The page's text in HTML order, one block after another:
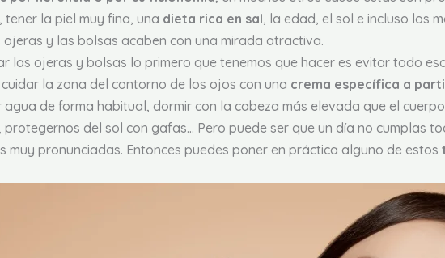
tener la piel muy fina, una dieta rica en sal, la edad, el sol e incluso los
ojeras y las bolsas acaben con una mirada atractiva.
las ojeras y bolsas lo primero que tenemos que hacer es evitar todo
la zona del contorno de los ojos con una crema específica a
de forma habitual, dormir con la cabeza más elevada que el
protegernos del sol con gafas… Pero puede ser que un día no cumplas
muy pronunciadas. Entonces puedes poner en práctica alguno de estos